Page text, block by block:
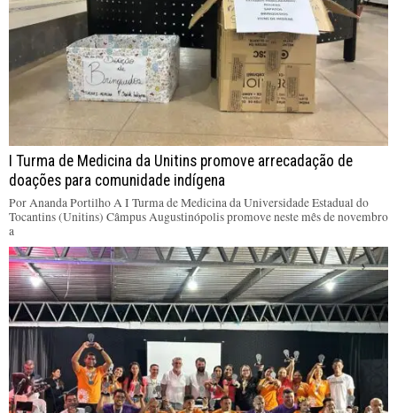
I Turma de Medicina da Unitins promove arrecadação de
doações para comunidade indígena
Por Ananda Portilho A I Turma de Medicina da Universidade Estadual do
Tocantins (Unitins) Câmpus Augustinópolis promove neste mês de novembro
a